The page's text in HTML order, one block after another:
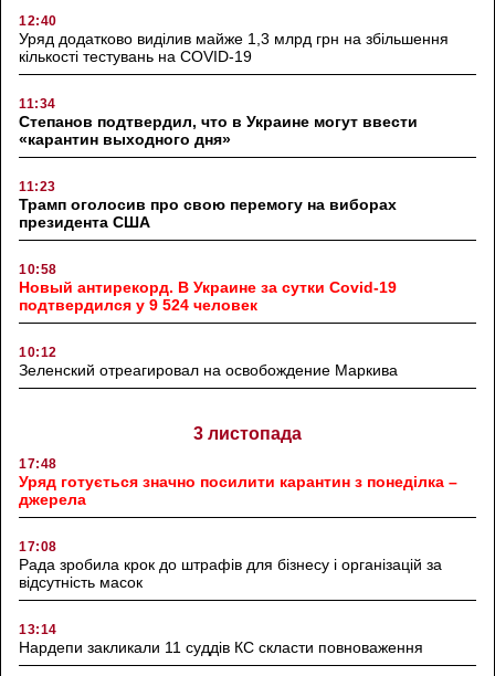
12:40
Уряд додатково виділив майже 1,3 млрд грн на збільшення
кількості тестувань на COVID-19
11:34
Степанов подтвердил, что в Украине могут ввести
«карантин выходного дня»
11:23
Трамп оголосив про свою перемогу на виборах
президента США
10:58
Новый антирекорд. В Украине за сутки Covid-19
подтвердился у 9 524 человек
10:12
Зеленский отреагировал на освобождение Маркива
3 листопада
17:48
Уряд готується значно посилити карантин з понеділка –
джерела
17:08
Рада зробила крок до штрафів для бізнесу і організацій за
відсутність масок
13:14
Нардепи закликали 11 суддів КС скласти повноваження